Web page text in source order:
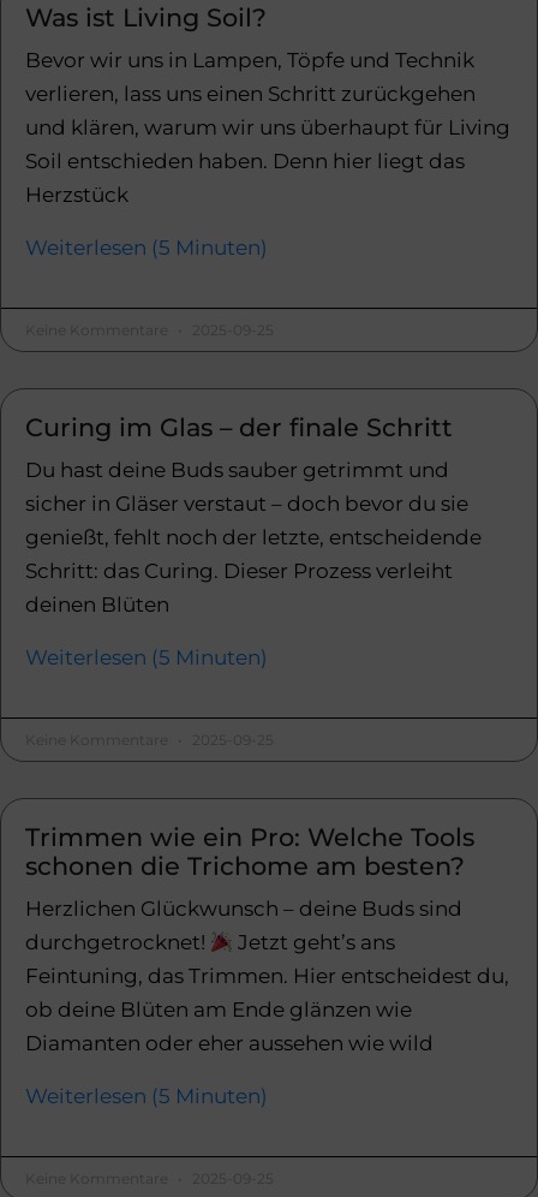
Was ist Living Soil?
Bevor wir uns in Lampen, Töpfe und Technik
verlieren, lass uns einen Schritt zurückgehen
und klären, warum wir uns überhaupt für Living
Soil entschieden haben. Denn hier liegt das
Herzstück
Weiterlesen (5 Minuten)
Keine Kommentare
Curing im Glas – der finale Schritt
Du hast deine Buds sauber getrimmt und
sicher in Gläser verstaut – doch bevor du sie
genießt, fehlt noch der letzte, entscheidende
Schritt: das Curing. Dieser Prozess verleiht
deinen Blüten
Weiterlesen (5 Minuten)
Keine Kommentare
Trimmen wie ein Pro: Welche Tools
schonen die Trichome am besten?
Herzlichen Glückwunsch – deine Buds sind
durchgetrocknet!
Jetzt geht’s ans
Feintuning, das Trimmen. Hier entscheidest du,
ob deine Blüten am Ende glänzen wie
Diamanten oder eher aussehen wie wild
Weiterlesen (5 Minuten)
Keine Kommentare